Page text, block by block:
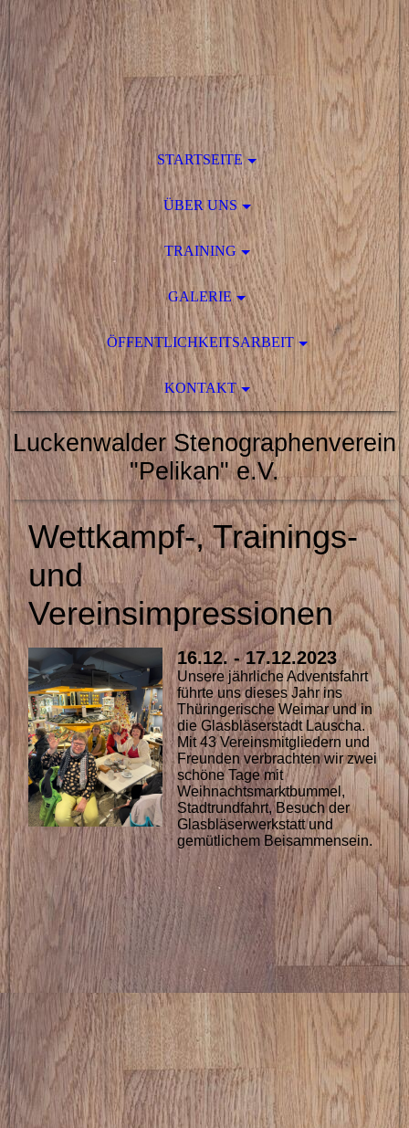
STARTSEITE
ÜBER UNS
TRAINING
GALERIE
ÖFFENTLICHKEITSARBEIT
KONTAKT
Luckenwalder Stenographenverein
"Pelikan" e.V.
Wettkampf-, Trainings-
und
Vereinsimpressionen
16.12. - 17.12.2023
Unsere jährliche Adventsfahrt
führte uns dieses Jahr ins
Thüringerische Weimar und in
die Glasbläserstadt Lauscha.
Mit 43 Vereinsmitgliedern und
Freunden verbrachten wir zwei
schöne Tage mit
Weihnachtsmarktbummel,
Stadtrundfahrt, Besuch der
Glasbläserwerkstatt und
gemütlichem Beisammensein.